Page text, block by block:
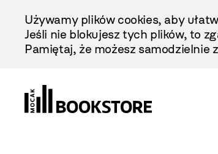
Treści
Używamy plików cookies, aby
Jeśli nie blokujesz tych plików, to
Pamiętaj, że możesz samodzielnie